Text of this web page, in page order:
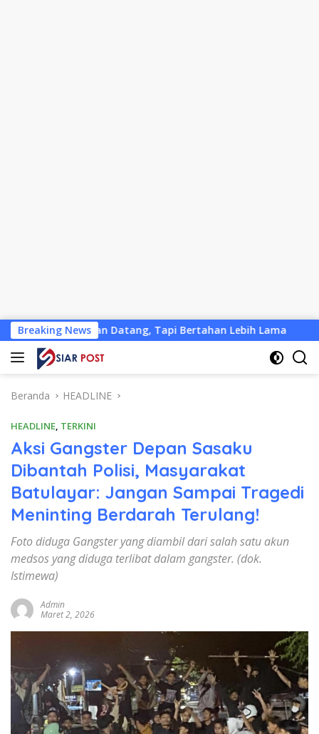
Langsung
ke
konten
Breaking News
Datang, Tapi Bertahan Lebih Lama Hadiah Jutaan
Beranda HEADLINE
HEADLINE, TERKINI
Aksi Gangster Depan Sasaku
Dibantah Polisi, Masyarakat
Batulayar: Jangan Sampai Tragedi
Meninting Berdarah Terulang!
Foto diduga Gangster yang diambil dari salah satu akun
medsos yang diduga terlibat dalam gangster. (dok.
Istimewa)
Admin
Maret 2, 2026